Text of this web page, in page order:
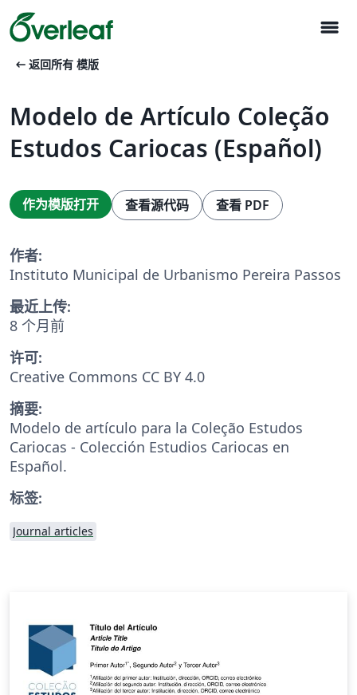
menu
arrow_left_alt 返回所有 模版
Modelo de Artículo Coleção
Estudos Cariocas (Español)
作为模版打开 查看源代码 查看 PDF
作者:
Instituto Municipal de Urbanismo Pereira Passos
最近上传:
8 个月前
许可:
Creative Commons CC BY 4.0
摘要:
Modelo de artículo para la Coleção Estudos
Cariocas - Colección Estudios Cariocas en
Español.
标签:
Journal articles